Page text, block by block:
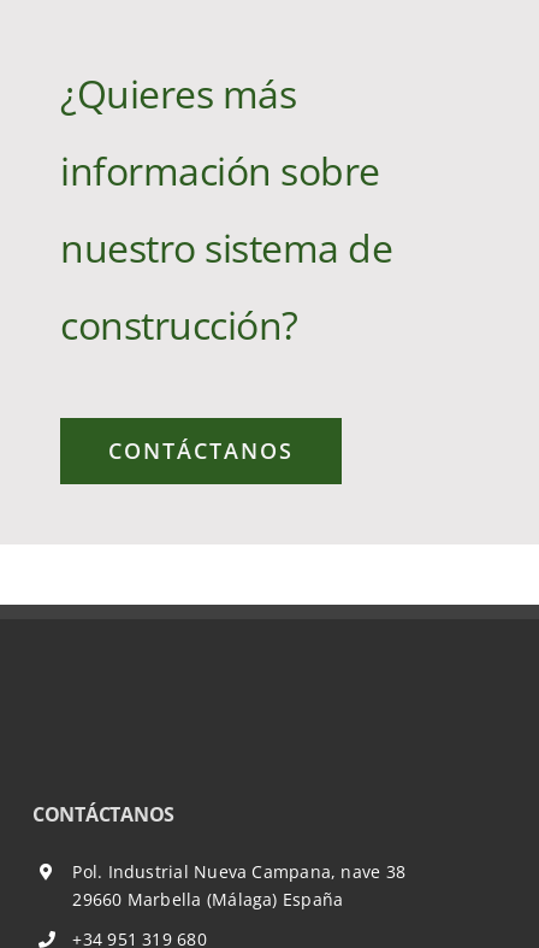
¿Quieres más
información sobre
nuestro sistema de
construcción?
CONTÁCTANOS
CONTÁCTANOS
Pol. Industrial Nueva Campana, nave 38
29660 Marbella (Málaga) España
+34 951 319 680